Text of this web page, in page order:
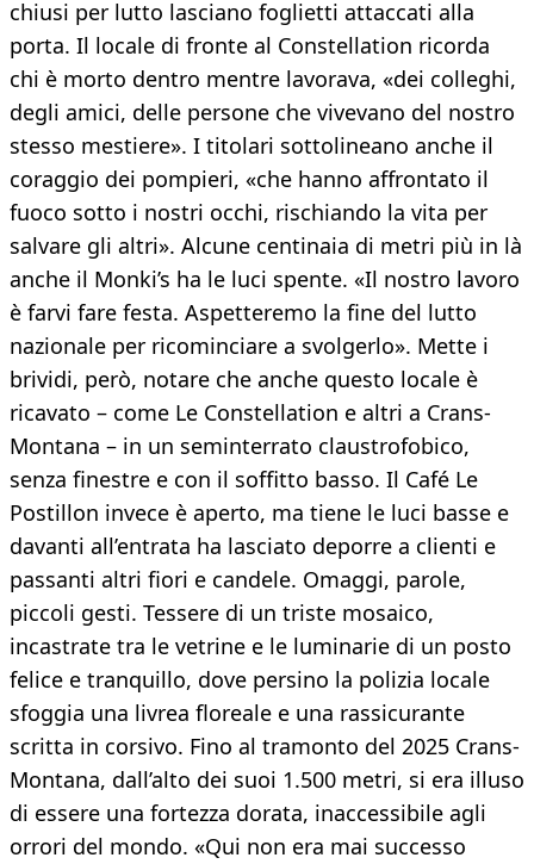
chiusi per lutto lasciano foglietti attaccati alla
porta. Il locale di fronte al Constellation ricorda
chi è morto dentro mentre lavorava, «dei colleghi,
degli amici, delle persone che vivevano del nostro
stesso mestiere». I titolari sottolineano anche il
coraggio dei pompieri, «che hanno affrontato il
fuoco sotto i nostri occhi, rischiando la vita per
salvare gli altri». Alcune centinaia di metri più in là
anche il Monki’s ha le luci spente. «Il nostro lavoro
è farvi fare festa. Aspetteremo la fine del lutto
nazionale per ricominciare a svolgerlo». Mette i
brividi, però, notare che anche questo locale è
ricavato – come Le Constellation e altri a Crans-
Montana – in un seminterrato claustrofobico,
senza finestre e con il soffitto basso. Il Café Le
Postillon invece è aperto, ma tiene le luci basse e
davanti all’entrata ha lasciato deporre a clienti e
passanti altri fiori e candele. Omaggi, parole,
piccoli gesti. Tessere di un triste mosaico,
incastrate tra le vetrine e le luminarie di un posto
felice e tranquillo, dove persino la polizia locale
sfoggia una livrea floreale e una rassicurante
scritta in corsivo. Fino al tramonto del 2025 Crans-
Montana, dall’alto dei suoi 1.500 metri, si era illuso
di essere una fortezza dorata, inaccessibile agli
orrori del mondo. «Qui non era mai successo